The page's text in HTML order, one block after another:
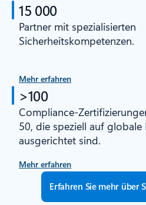
15 000
Partner mit spezialisierten
Sicherheitskompetenzen.
Mehr erfahren
>100
Compliance-
50, die speziell auf
ausgerichtet sind.
Mehr erfahren
Erfahren Sie mehr über